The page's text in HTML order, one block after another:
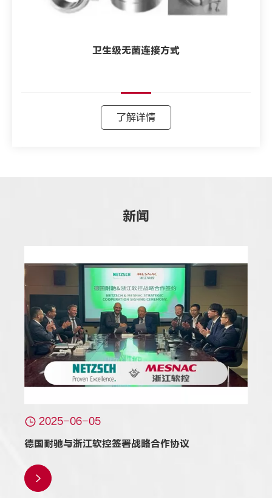
卫生级无菌连接方式
了解详情
新闻
 2025-06-05
德国耐驰与浙江软控签署战略合作协议
